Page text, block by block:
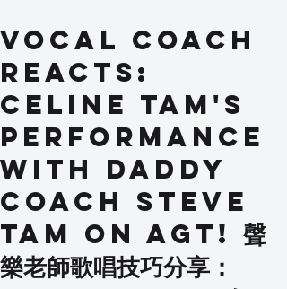
Vocal Coach
Reacts:
Celine Tam's
Performance
with Daddy
Coach Steve
Tam on AGT! 聲
樂老師歌唱技巧分享：